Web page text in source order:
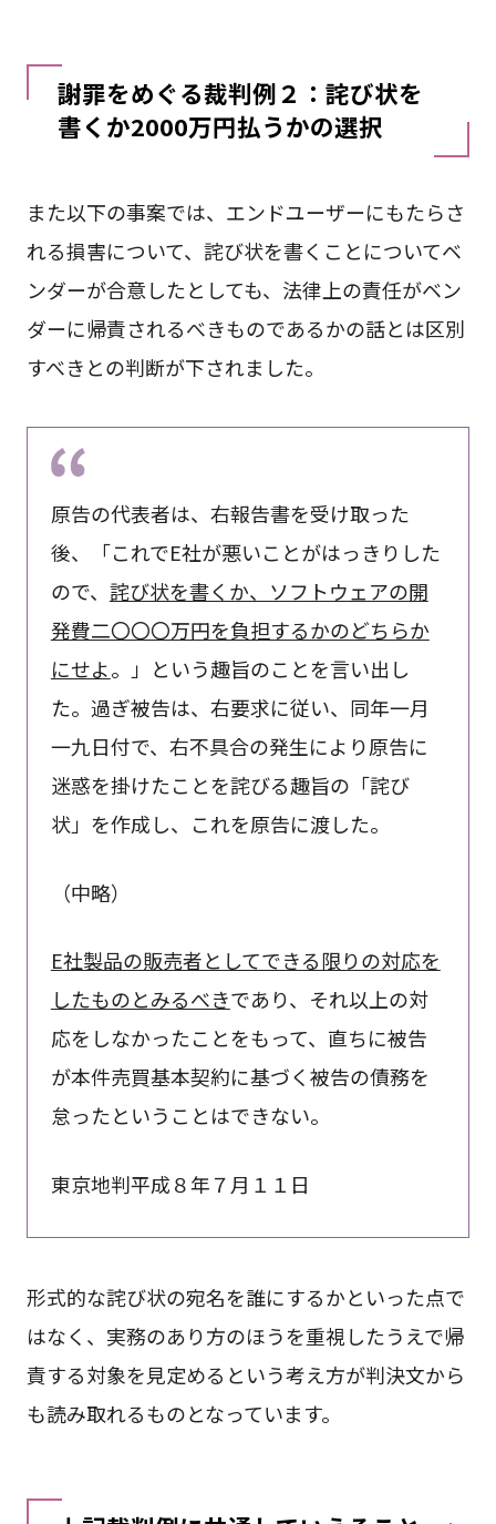
謝罪をめぐる裁判例２：詫び状を
書くか2000万円払うかの選択
また以下の事案では、エンドユーザーにもたらさ
れる損害について、詫び状を書くことについてベ
ンダーが合意したとしても、法律上の責任がベン
ダーに帰責されるべきものであるかの話とは区別
すべきとの判断が下されました。
原告の代表者は、右報告書を受け取った
後、「これでE社が悪いことがはっきりした
ので、 詫び状を書くか、ソフトウェアの開
発費二〇〇〇万円を負担するかのどちらか
にせよ。」という趣旨のことを言い出し
た。過ぎ被告は、右要求に従い、同年一月
一九日付で、右不具合の発生により原告に
迷惑を掛けたことを詫びる趣旨の「詫び
状」を作成し、これを原告に渡した。
（中略）
E社製品の販売者としてできる限りの対応を
したものとみるべきであり、それ以上の対
応をしなかったことをもって、直ちに被告
が本件売買基本契約に基づく被告の債務を
怠ったということはできない。
東京地判平成８年７月１１日
形式的な詫び状の宛名を誰にするかといった点で
はなく、実務のあり方のほうを重視したうえで帰
責する対象を見定めるという考え方が判決文から
も読み取れるものとなっています。